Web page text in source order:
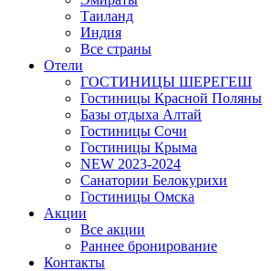
Таиланд
Индия
Все страны
Отели
ГОСТИНИЦЫ ШЕРЕГЕШ
Гостиницы Красной Поляны
Базы отдыха Алтай
Гостиницы Сочи
Гостиницы Крыма
NEW 2023-2024
Санатории Белокурихи
Гостиницы Омска
Акции
Все акции
Раннее бронирование
Контакты